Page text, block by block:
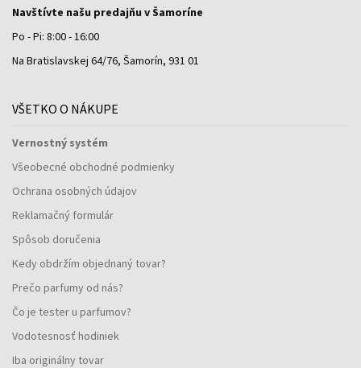
Navštívte našu predajňu v Šamoríne
Po - Pi: 8:00 - 16:00
Na Bratislavskej 64/76, Šamorín, 931 01
VŠETKO O NÁKUPE
Vernostný systém
Všeobecné obchodné podmienky
Ochrana osobných údajov
Reklamačný formulár
Spôsob doručenia
Kedy obdržím objednaný tovar?
Prečo parfumy od nás?
Čo je tester u parfumov?
Vodotesnosť hodiniek
Iba originálny tovar